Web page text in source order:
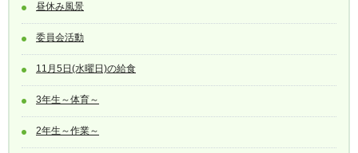
昼休み風景
委員会活動
11月5日(水曜日)の給食
3年生～体育～
2年生～作業～